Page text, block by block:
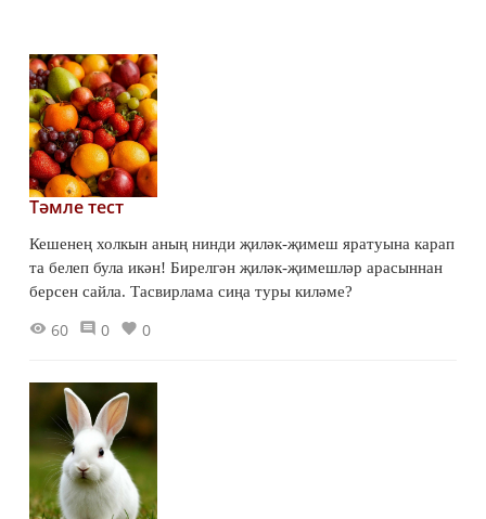
Тәмле тест
Кешенең холкын аның нинди җиләк-җимеш яратуына карап
та белеп була икән! Бирелгән җиләк-җимешләр арасыннан
берсен сайла. Тасвирлама сиңа туры киләме?
60 0 0